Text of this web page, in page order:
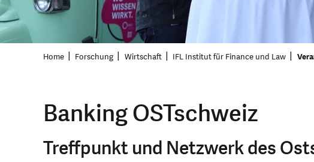
Home Forschung Wirtschaft IFL Institut für Finance und Law
Banking OSTschweiz
Treffpunkt und Netzwerk des